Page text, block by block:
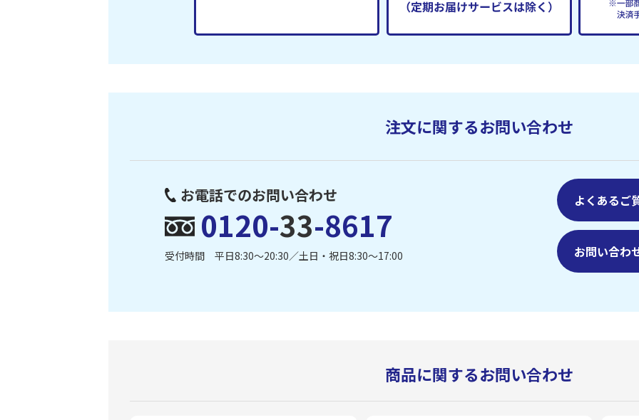
注文に関するお問い合わせ
お電話でのお問い合わせ
0120-33-8617
受付時間 平日8:30〜20:30／土日・祝日8:30〜17:00
よくあるご
お問い合わ
商品に関するお問い合わせ